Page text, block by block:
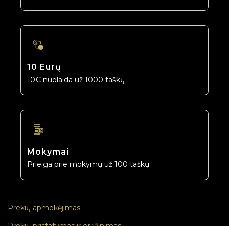
10 Eurų
10€ nuolaida už 1000 taškų
Mokymai
Prieiga prie mokymų už 100 taškų
Prekių apmokėjimas